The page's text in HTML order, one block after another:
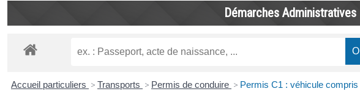
Démarches Administratives
Accueil particuliers > Transports > Permis de conduire > Permis C1 : véhicule